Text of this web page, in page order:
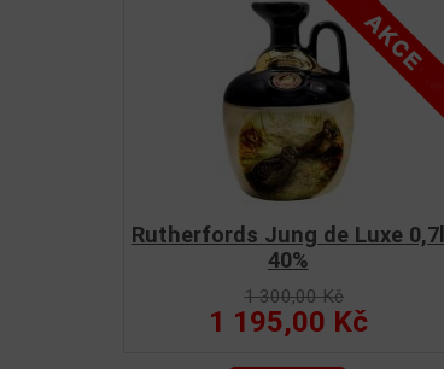
Rutherfords Jung de Luxe 0,7l
40%
1 300,00 Kč
1 195,00 Kč